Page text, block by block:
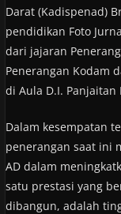
Darat (Kadispenad)
pendidikan Foto
dari jajaran
Penerangan Kodam
di Aula D.I. Panjaitan
Dalam kesempatan
penerangan saat ini
AD dalam
satu prestasi yang
dibangun, adalah